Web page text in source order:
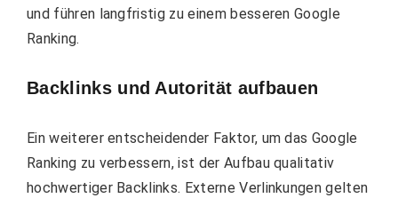
und führen langfristig zu einem besseren Google
Ranking.
Backlinks und Autorität aufbauen
Ein weiterer entscheidender Faktor, um das Google
Ranking zu verbessern, ist der Aufbau qualitativ
hochwertiger Backlinks. Externe Verlinkungen gelten